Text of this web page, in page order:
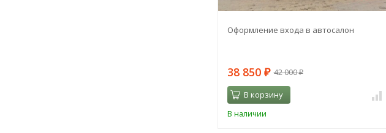
Оформление входа в автосалон
38 850 ₽ 42 000₽
В корзину
В наличии